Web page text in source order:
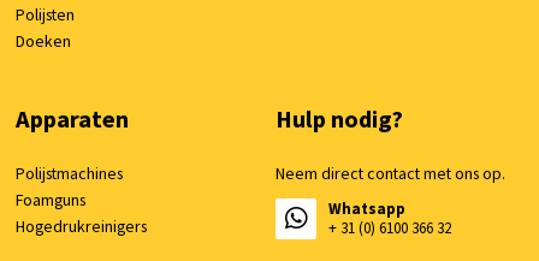
Polijsten
Doeken
Apparaten
Polijstmachines
Foamguns
Hogedrukreinigers
Hulp nodig?
Neem direct contact met ons op.
Whatsapp
+ 31 (0) 6100 366 32